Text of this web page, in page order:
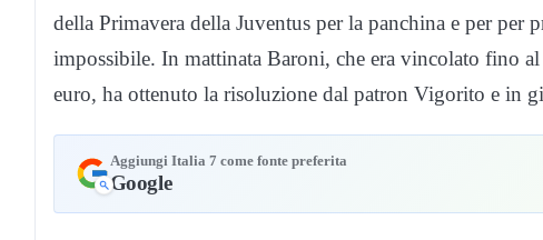
della Primavera della Juventus per la panchina e per per
impossibile. In mattinata Baroni, che era vincolato fino
euro, ha ottenuto la risoluzione dal patron Vigorito e in
Aggiungi Italia 7 come fonte preferita
Google